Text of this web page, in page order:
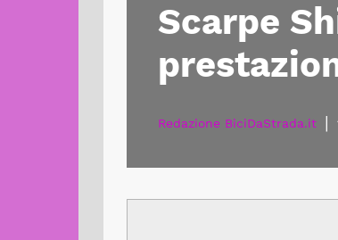
Scarpe
Redazione BiciDaStrada.it |